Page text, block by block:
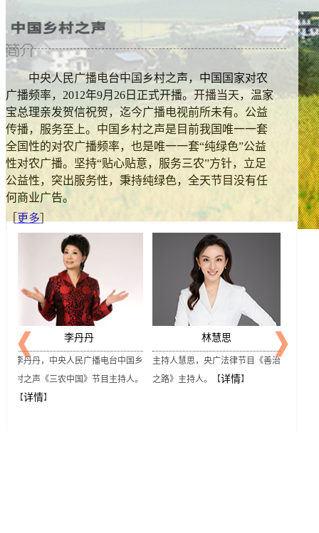
中央人民广播电台中国乡村之声，中国国家对农
广播频率，2012年9月26日正式开播。开播当天，温家
宝总理亲发贺信祝贺，迄今广播电视前所未有。公益
传播，服务至上。中国乡村之声是目前我国唯一一套
全国性的对农广播频率，也是唯一一套“纯绿色”公益
性对农广播。坚持“贴心贴意，服务三农”方针，立足
公益性，突出服务性，秉持纯绿色，全天节目没有任
何商业广告。
［ 更多
高凡
主持人高凡，《乡村夜话》《三农
中国》《致富青年帮》等栏目主持
人。【详情
张程
主持人张程，中央人民广播电台乡
村节目部《致富青年帮》主持人。